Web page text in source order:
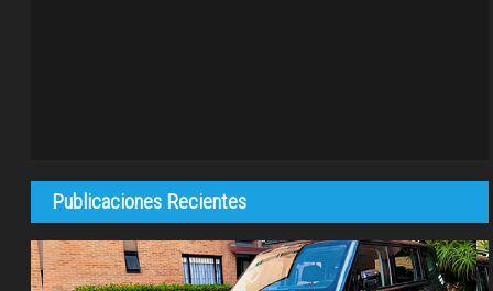
Publicaciones Recientes